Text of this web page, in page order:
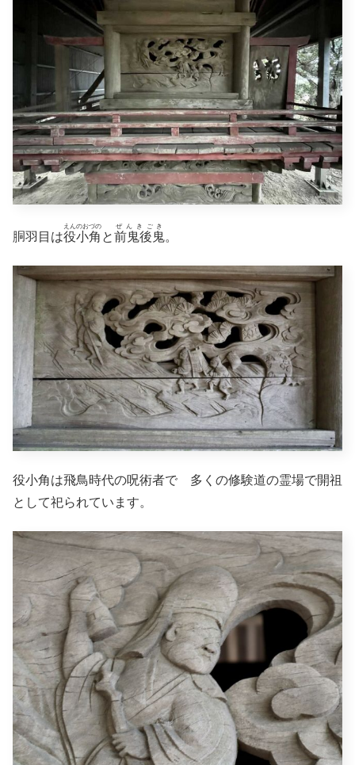
胴羽目は役小角
えんのおづの
と前鬼後鬼
ぜんきごき
。
役小角は飛鳥時代の呪術者で 多くの修験道の霊場で開祖
として祀られています。